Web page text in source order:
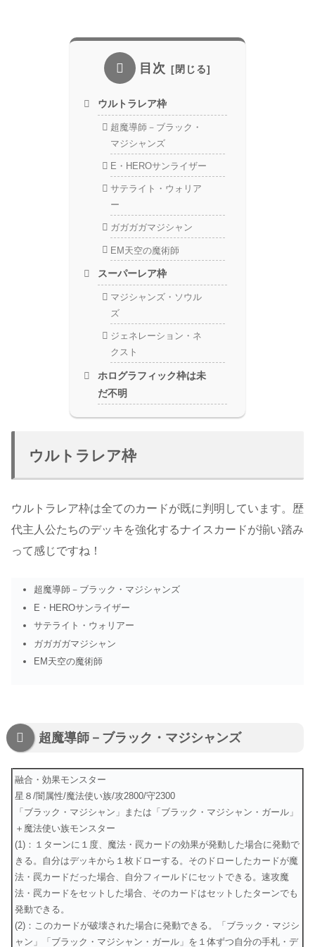
目次
ウルトラレア枠
超魔導師－ブラック・
マジシャンズ
E・HEROサンライザー
サテライト・ウォリア
ー
ガガガガマジシャン
EM天空の魔術師
スーパーレア枠
マジシャンズ・ソウル
ズ
ジェネレーション・ネ
クスト
ホログラフィック枠は未
だ不明
ウルトラレア枠
ウルトラレア枠は全てのカードが既に判明しています。歴
代主人公たちのデッキを強化するナイスカードが揃い踏み
って感じですね！
超魔導師－ブラック・マジシャンズ
E・HEROサンライザー
サテライト・ウォリアー
ガガガガマジシャン
EM天空の魔術師
超魔導師－ブラック・マジシャンズ
融合・効果モンスター
星８/闇属性/魔法使い族/攻2800/守2300
「ブラック・マジシャン」または「ブラック・マジシャン・ガール」
＋魔法使い族モンスター
(1)：１ターンに１度、魔法・罠カードの効果が発動した場合に発動で
きる。自分はデッキから１枚ドローする。そのドローしたカードが魔
法・罠カードだった場合、自分フィールドにセットできる。速攻魔
法・罠カードをセットした場合、そのカードはセットしたターンでも
発動できる。
(2)：このカードが破壊された場合に発動できる。「ブラック・マジシ
ャン」「ブラック・マジシャン・ガール」を１体ずつ自分の手札・デ